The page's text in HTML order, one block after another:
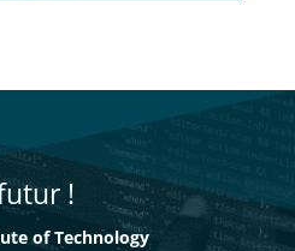
!
of Technology